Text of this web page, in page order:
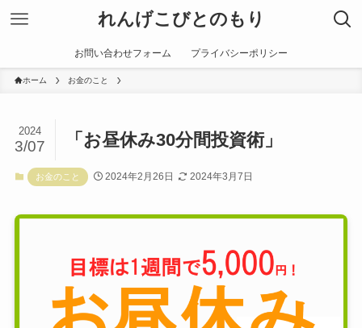
れんげこびとのもり
お問い合わせフォーム プライバシーポリシー
ホーム お金のこと
「お昼休み30分間投資術」
2024
3/07
お金のこと 2024年2月26日 2024年3月7日